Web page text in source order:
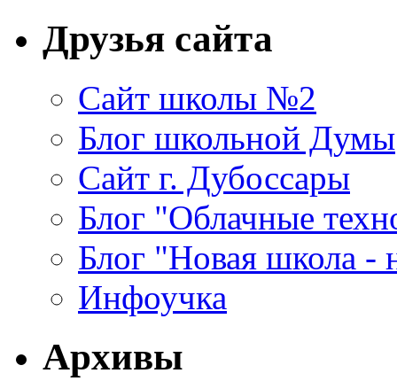
Друзья сайта
Сайт школы №2
Блог школьной Думы
Сайт г. Дубоссары
Блог "Облачные
Блог "Новая школа -
Инфоучка
Архивы